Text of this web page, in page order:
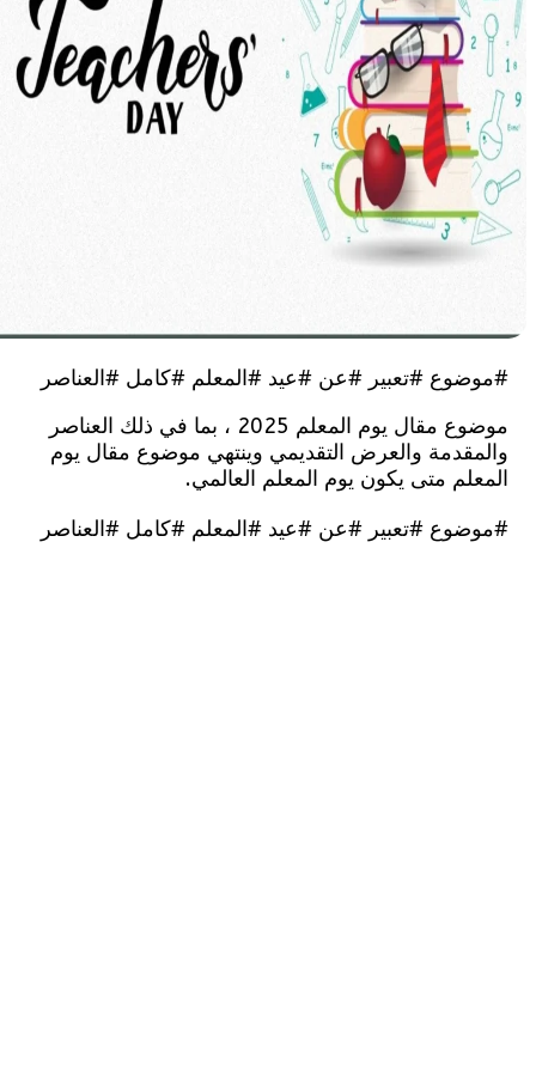
#تعبير #عن #عيد #المعلم #كامل #العناصر
موضوع مقال يوم المعلم 2025 ، بما في ذلك العناصر
والعرض التقديمي وينتهي موضوع مقال يوم
متى يكون يوم المعلم العالمي.
#تعبير #عن #عيد #المعلم #كامل #العناصر